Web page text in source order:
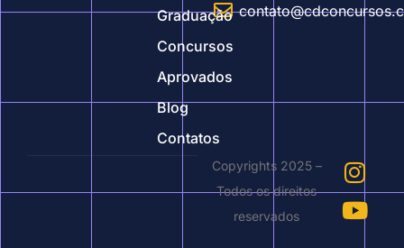
Graduação
Concursos
Aprovados
Blog
Contatos
Copyrights 2025 –
Todos os direitos
reservados